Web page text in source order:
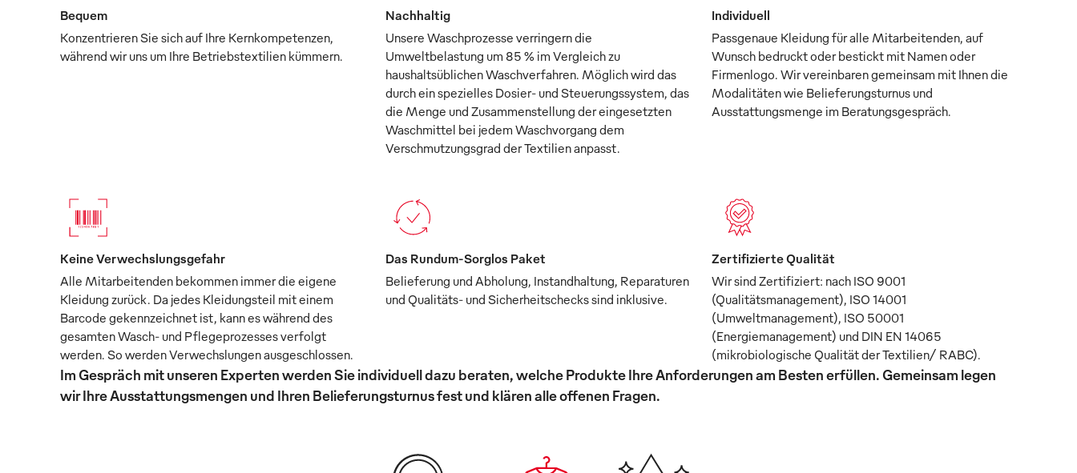
Bequem
Konzentrieren Sie sich auf Ihre Kernkompetenzen,
während wir uns um Ihre Betriebstextilien kümmern.
Nachhaltig
Unsere Waschprozesse verringern die
Umweltbelastung um 85 % im Vergleich zu
haushaltsüblichen Waschverfahren. Möglich wird das
durch ein spezielles Dosier- und Steuerungssystem, das
die Menge und Zusammenstellung der eingesetzten
Waschmittel bei jedem Waschvorgang dem
Verschmutzungsgrad der Textilien anpasst.
Individuell
Passgenaue Kleidung für alle Mitarbeitenden, auf
Wunsch bedruckt oder bestickt mit Namen oder
Firmenlogo. Wir vereinbaren gemeinsam mit Ihnen die
Modalitäten wie Belieferungsturnus und
Ausstattungsmenge im Beratungsgespräch.
Keine Verwechslungsgefahr
Alle Mitarbeitenden bekommen immer die eigene
Kleidung zurück. Da jedes Kleidungsteil mit einem
Barcode gekennzeichnet ist, kann es während des
gesamten Wasch- und Pflegeprozesses verfolgt
werden. So werden Verwechslungen ausgeschlossen.
Das Rundum-Sorglos Paket
Belieferung und Abholung, Instandhaltung, Reparaturen
und Qualitäts- und Sicherheitschecks sind inklusive.
Zertifizierte Qualität
Wir sind Zertifiziert: nach ISO 9001
(Qualitätsmanagement), ISO 14001
(Umweltmanagement), ISO 50001
(Energiemanagement) und DIN EN 14065
(mikrobiologische Qualität der Textilien/ RABC).
Im Gespräch mit unseren Experten werden Sie individuell dazu beraten, welche Produkte Ihre Anforderungen am Besten erfüllen. Gemeinsam legen
wir Ihre Ausstattungsmengen und Ihren Belieferungsturnus fest und klären alle offenen Fragen.